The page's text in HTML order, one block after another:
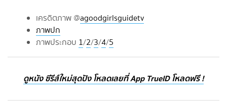
เครดิตภาพ @agoodgirlsguidetv
ภาพปก
ภาพประกอบ 1/2/3/4/5
ดูหนัง ซีรีส์ใหม่สุดปัง โหลดเลยที่ App TrueID โหลดฟรี !